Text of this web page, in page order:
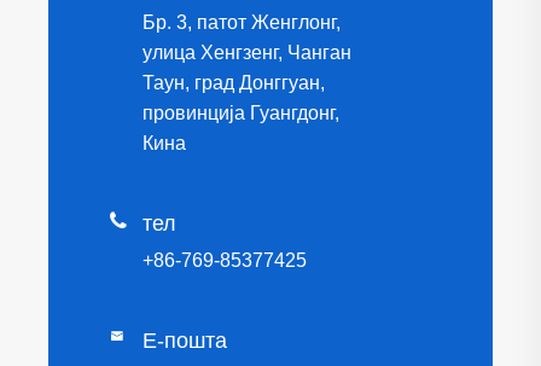
Бр. 3, патот Женглонг,
улица Хенгзенг, Чанган
Таун, град Донггуан,
провинција Гуангдонг,
Кина
 тел
+86-769-85377425
 Е-пошта